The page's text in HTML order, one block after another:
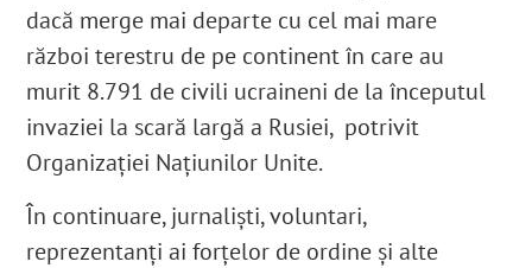
dacă merge mai departe cu cel mai mare
război terestru de pe continent în care au
murit 8.791 de civili ucraineni de la începutul
invaziei la scară largă a Rusiei, potrivit
Organizației Națiunilor Unite.
În continuare, jurnaliști, voluntari,
reprezentanți ai forțelor de ordine și alte